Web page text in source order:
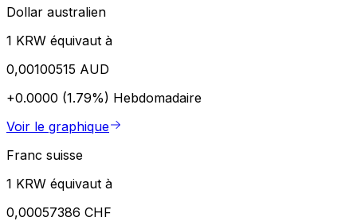
Dollar australien
1 KRW équivaut à
0,00100515 AUD
+0.0000 (1.79%) Hebdomadaire
Voir le graphique
Franc suisse
1 KRW équivaut à
0,00057386 CHF